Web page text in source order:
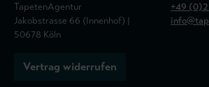
TapetenAgentur
Jakobstrasse 66 (Innenhof) |
50678 Köln
+49
Vertrag widerrufen